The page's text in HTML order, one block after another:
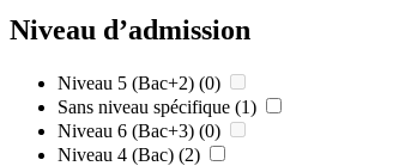
Niveau d’admission
Niveau 5 (Bac+2) (0)
Sans niveau spécifique (1)
Niveau 6 (Bac+3) (0)
Niveau 4 (Bac) (2)